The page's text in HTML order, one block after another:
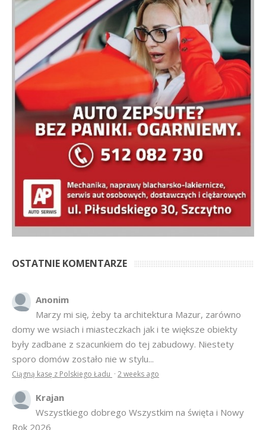
OSTATNIE KOMENTARZE
Anonim
Marzy mi się, żeby ta architektura Mazur, zarówno
były zadbane z szacunkiem do tej zabudowy. Niestety
Krajan
Wszystkiego dobrego Wszystkim na święta i Nowy
Rok 2026
Anna Bogusz - Pastorałka 2025 ·7 months ago
hahahah
Bardziej tu pasuje inny cytat z Misia: Prawdziwe
pieniądze robi się na drogich, słomianych inwestycjach
Podpisali umowę na wieżę - Kurek Mazurski